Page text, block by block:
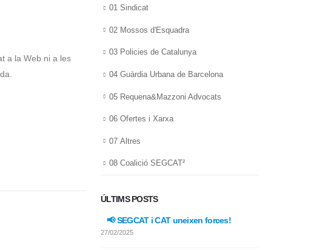
a la Web ni a les
01 Sindicat
02 Mossos d'Esquadra
03 Policies de Catalunya
04 Guàrdia Urbana de Barcelona
05 Requena&Mazzoni Advocats
06 Ofertes i Xarxa
07 Altres
08 Coalició SEGCAT²
ÚLTIMS POSTS
📢 SEGCAT i CAT uneixen forces!
27/02/2025